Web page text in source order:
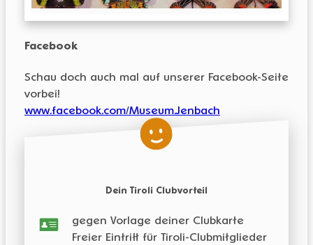
Passwort vergessen?
Facebook
Schau doch auch mal auf unserer Facebook-Seite
vorbei!
www.facebook.com/Museum.Jenbach
Dein Tiroli Clubvorteil
gegen Vorlage deiner Clubkarte
Freier Eintritt für Tiroli-Clubmitglieder